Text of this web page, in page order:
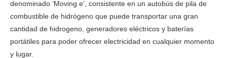
denominado ‘Moving e’, consistente en un autobús de pila de
combustible de hidrógeno que puede transportar una gran
cantidad de hidrogeno, generadores eléctricos y baterías
portátiles para poder ofrecer electricidad en cualquier momento
y lugar.